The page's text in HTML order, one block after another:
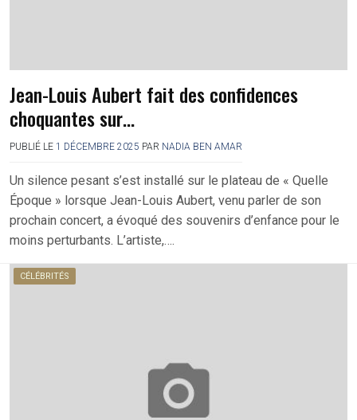
Jean-Louis Aubert fait des confidences
choquantes sur…
PUBLIÉ LE 1 DÉCEMBRE 2025 PAR NADIA BEN AMAR
Un silence pesant s’est installé sur le plateau de « Quelle
Époque » lorsque Jean-Louis Aubert, venu parler de son
prochain concert, a évoqué des souvenirs d’enfance pour le
moins perturbants. L’artiste,….
CÉLÉBRITÉS